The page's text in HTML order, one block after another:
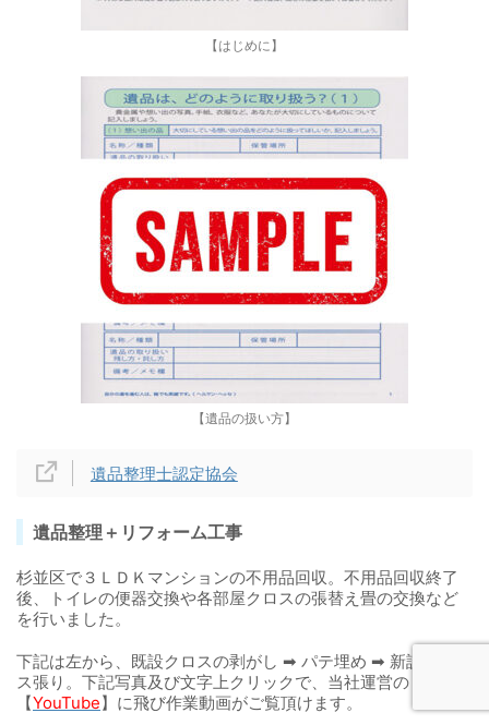
【はじめに】
【遺品の扱い方】
遺品整理士認定協会
遺品整理＋リフォーム工事
杉並区で３ＬＤＫマンションの不用品回収。不用品回収終了
後、トイレの便器交換や各部屋クロスの張替え畳の交換など
を行いました。
下記は左から、既設クロスの剥がし ➡ パテ埋め ➡ 新設のクロ
ス張り。下記写真及び文字上クリックで、当社運営の
【YouTube】に飛び作業動画がご覧頂けます。